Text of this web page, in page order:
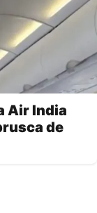
Air India
de